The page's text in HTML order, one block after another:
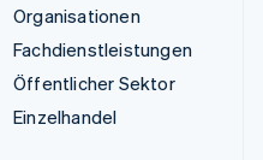
Organisationen
Fachdienstleistungen
Öffentlicher Sektor
Einzelhandel